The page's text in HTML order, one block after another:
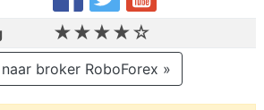
★★★★☆
broker RoboForex »